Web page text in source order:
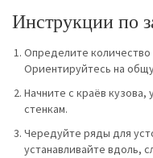
Инструкции по
Определите количество
Ориентируйтесь на
Начните с краёв кузова,
стенкам.
Чередуйте ряды для
устанавливайте вдоль,